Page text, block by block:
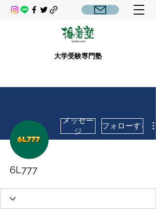
大学受験専門塾
メッセー
ジ
フォローする
6L777